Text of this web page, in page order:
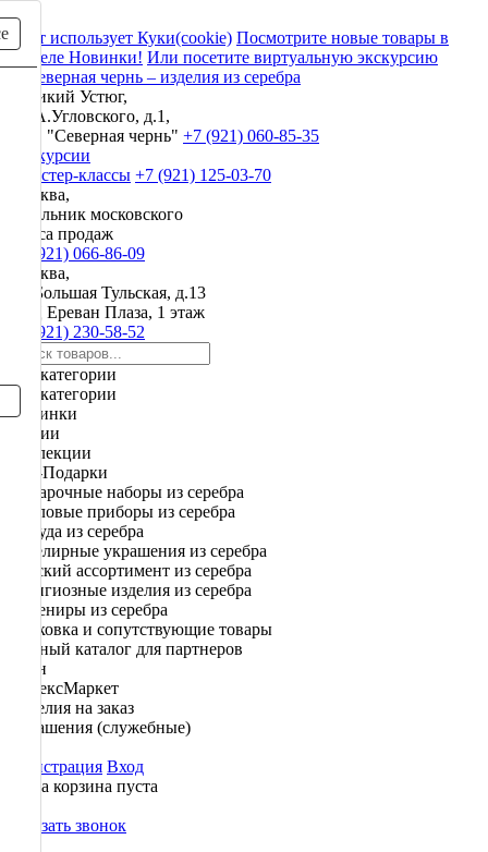
Сайт использует Куки(cookie) Посмотрите новые товары в
разделе Новинки! Или посетите виртуальную экскурсию
Великий Устюг,
ул. А.Угловского, д.1,
ЗАО "Северная чернь" +7 (921) 060-85-35
Экскурсии
и мастер-классы +7 (921) 125-03-70
Москва,
начальник московского
офиса продаж
+7 (921) 066-86-09
Москва,
ул. Большая Тульская, д.13
ТРЦ Ереван Плаза, 1 этаж
+7 (921) 230-58-52
Все категории
Все категории
Новинки
Акции
Коллекции
VIP-Подарки
Подарочные наборы из серебра
Столовые приборы из серебра
Посуда из серебра
Ювелирные украшения из серебра
Детский ассортимент из серебра
Религиозные изделия из серебра
Сувениры из серебра
Упаковка и сопутствующие товары
Полный каталог для партнеров
Озон
ЯндексМаркет
Изделия на заказ
Украшения (служебные)
Регистрация Вход
Ваша корзина пуста
Заказать звонок